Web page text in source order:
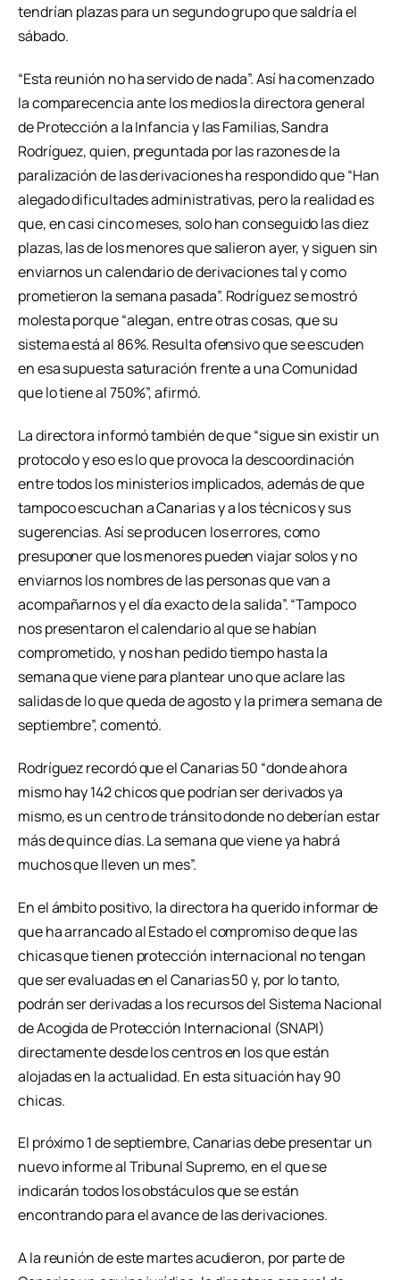
tendrían plazas para un segundo grupo que saldría el
sábado.
“Esta reunión no ha servido de nada”. Así ha comenzado
la comparecencia ante los medios la directora general
de Protección a la Infancia y las Familias, Sandra
Rodríguez, quien, preguntada por las razones de la
paralización de las derivaciones ha respondido que “Han
alegado dificultades administrativas, pero la realidad es
que, en casi cinco meses, solo han conseguido las diez
plazas, las de los menores que salieron ayer, y siguen sin
enviarnos un calendario de derivaciones tal y como
prometieron la semana pasada”. Rodríguez se mostró
molesta porque “alegan, entre otras cosas, que su
sistema está al 86%. Resulta ofensivo que se escuden
en esa supuesta saturación frente a una Comunidad
que lo tiene al 750%”, afirmó.
La directora informó también de que “sigue sin existir un
protocolo y eso es lo que provoca la descoordinación
entre todos los ministerios implicados, además de que
tampoco escuchan a Canarias y a los técnicos y sus
sugerencias. Así se producen los errores, como
presuponer que los menores pueden viajar solos y no
enviarnos los nombres de las personas que van a
acompañarnos y el día exacto de la salida”. “Tampoco
nos presentaron el calendario al que se habían
comprometido, y nos han pedido tiempo hasta la
semana que viene para plantear uno que aclare las
salidas de lo que queda de agosto y la primera semana de
septiembre”, comentó.
Rodríguez recordó que el Canarias 50 “donde ahora
mismo hay 142 chicos que podrían ser derivados ya
mismo, es un centro de tránsito donde no deberían estar
más de quince días. La semana que viene ya habrá
muchos que lleven un mes”.
En el ámbito positivo, la directora ha querido informar de
que ha arrancado al Estado el compromiso de que las
chicas que tienen protección internacional no tengan
que ser evaluadas en el Canarias 50 y, por lo tanto,
podrán ser derivadas a los recursos del Sistema Nacional
de Acogida de Protección Internacional (SNAPI)
directamente desde los centros en los que están
alojadas en la actualidad. En esta situación hay 90
chicas.
El próximo 1 de septiembre, Canarias debe presentar un
nuevo informe al Tribunal Supremo, en el que se
indicarán todos los obstáculos que se están
encontrando para el avance de las derivaciones.
A la reunión de este martes acudieron, por parte de